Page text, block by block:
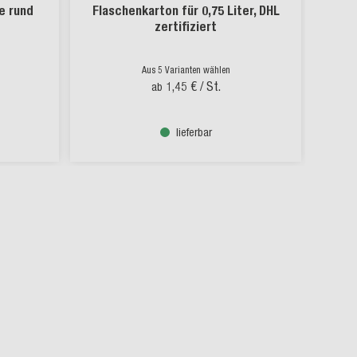
rund
Flaschenkarton für 0,75 Liter, DHL
zertifiziert
Aus 5 Varianten wählen
ab 1,45 € / St.
lieferbar